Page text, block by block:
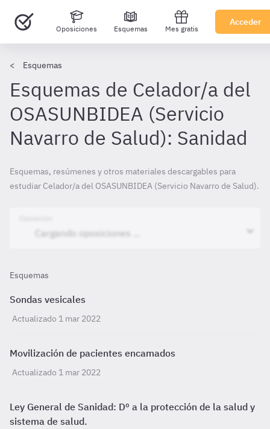
Oposiciones Esquemas Mes gratis
Acceder
Esquemas
Esquemas de Celador/a del
OSASUNBIDEA (Servicio
Navarro de Salud): Sanidad
Esquemas, resúmenes y otros materiales descargables para
estudiar Celador/a del OSASUNBIDEA (Servicio Navarro de Salud).
Esquemas
Sondas vesicales
Actualizado 1 mar 2022
Movilización de pacientes encamados
Actualizado 1 mar 2022
Ley General de Sanidad: Dº a la protección de la salud y
sistema de salud.